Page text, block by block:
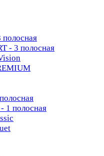
полосная
- 3 полосная
1 полосная